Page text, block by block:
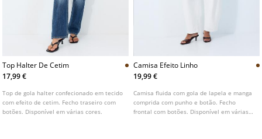
Top Halter De Cetim
17,99 €
Top de gola halter confecionado em tecido
com efeito de cetim. Fecho traseiro com
botões. Disponível em várias cores.
Camisa Efeito Linho
19,99 €
Camisa fluida com gola de lapela e manga
comprida com punho e botão. Fecho
frontal com botões. Disponível em várias